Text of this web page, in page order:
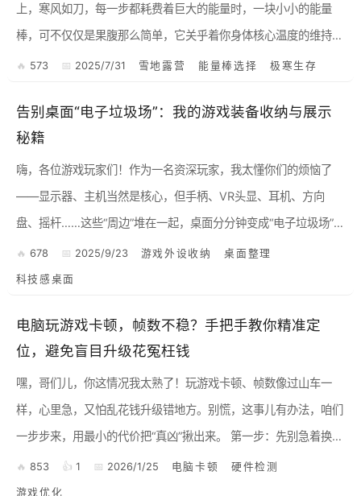
上，寒风如刀，每一步都耗费着巨大的能量时，一块小小的能量
棒，可不仅仅是果腹那么简单，它关乎着你身体核心温度的维持，
甚至决定着你是否能安全归来。更别提，在这样的极端环境下，肠
573 2025/7/31 雪地露营 能量棒选择 极寒生存
告别桌面“电子垃圾场”：我的游戏装备收纳与展示
秘籍
嗨，各位游戏玩家们！作为一名资深玩家，我太懂你们的烦恼了
——显示器、主机当然是核心，但手柄、VR头显、耳机、方向
盘、摇杆……这些“周边”堆在一起，桌面分分钟变成“电子垃圾场”，
想找个东西都得刨半天，还谈什么“科技感”和“沉浸式体验”？别
担...
678 2025/9/23 游戏外设收纳 桌面整理
科技感桌面
电脑玩游戏卡顿，帧数不稳？手把手教你精准定
位，避免盲目升级花冤枉钱
嘿，哥们儿，你这情况我太熟了！玩游戏卡顿、帧数像过山车一
样，心里急，又怕乱花钱升级错地方。别慌，这事儿有办法，咱们
一步步来，用最小的代价把“真凶”揪出来。 第一步：先别急着换硬
件，软件层面做个“体检” 很多时候，卡顿不是硬件不行，...
853 1 2026/1/25 电脑卡顿 硬件检测
游戏优化